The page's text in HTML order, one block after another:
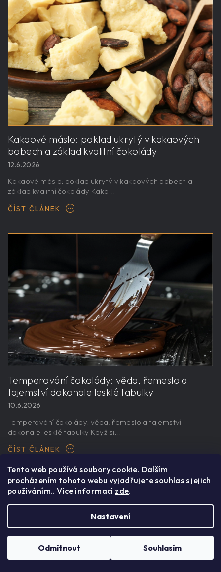
Tento web používá soubory cookie. Dalším
procházením tohoto webu vyjadřujete souhlas s jejich
používáním.. Více informací zde.
Nastavení
Odmítnout Souhlasím
Kakaové máslo: poklad ukrytý v kakaových
bobech a základ kvalitní čokolády
12.6.2026
Kakaové máslo: poklad ukrytý v kakaových bobech a
základ kvalitní čokolády Kaka...
ČÍST ČLÁNEK
Temperování čokolády: věda, řemeslo a
tajemství dokonale lesklé tabulky
10.6.2026
Temperování čokolády: věda, řemeslo a tajemství
dokonale lesklé tabulky Když si...
ČÍST ČLÁNEK
Odebírat
newsletter